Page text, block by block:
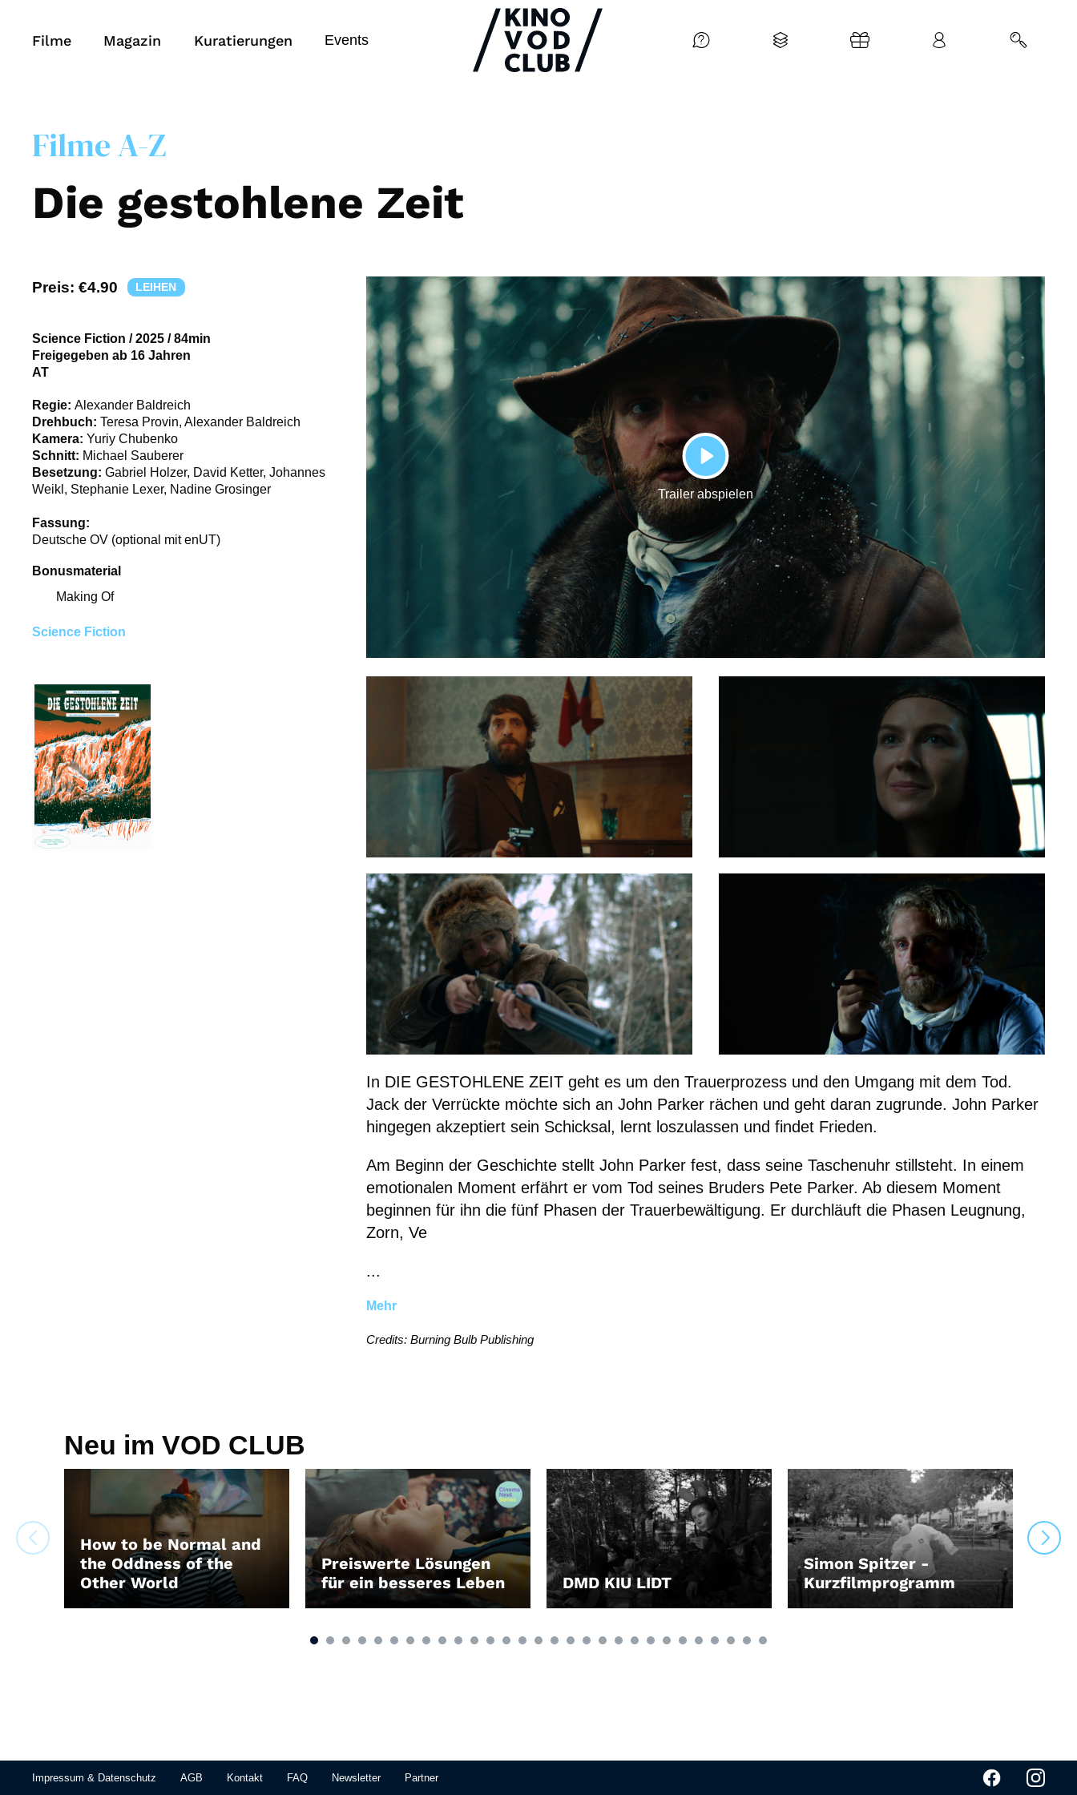
Kuratierungen
Events
So geht’s
Filmpakete
Gutscheine
& Filmpässe
Account
Filme Magazin Kuratierungen Events
Filme A-Z
Die gestohlene Zeit
Preis: €4.90 LEIHEN
PLAY
Trailer abspielen
Science Fiction /2025 /84min
Freigegeben ab 16 Jahren
AT
Regie: Alexander Baldreich
Drehbuch: Teresa Provin, Alexander Baldreich
Kamera: Yuriy Chubenko
Schnitt: Michael Sauberer
Besetzung: Gabriel Holzer, David Ketter, Johannes
Weikl, Stephanie Lexer, Nadine Grosinger
Fassung:
Deutsche OV (optional mit enUT)
Bonusmaterial
Making Of
Science Fiction
In DIE GESTOHLENE ZEIT geht es um den Trauerprozess und den Umgang mit dem Tod.
Jack der Verrückte möchte sich an John Parker rächen und geht daran zugrunde. John Parker
hingegen akzeptiert sein Schicksal, lernt loszulassen und findet Frieden.
Am Beginn der Geschichte stellt John Parker fest, dass seine Taschenuhr stillsteht. In einem
emotionalen Moment erfährt er vom Tod seines Bruders Pete Parker. Ab diesem Moment
beginnen für ihn die fünf Phasen der Trauerbewältigung. Er durchläuft die Phasen Leugnung,
Zorn, Ve
...
Mehr
Credits: Burning Bulb Publishing
Neu im VOD CLUB
How to be Normal and
the Oddness of the
Other World
LEIHEN
Preiswerte Lösungen
für ein besseres Leben
LEIHEN DMD KIU LIDT
LEIHEN
Simon Spitzer -
Kurzfilmprogramm
LEIHEN
Impressum & Datenschutz AGB Kontakt FAQ Newsletter Partner